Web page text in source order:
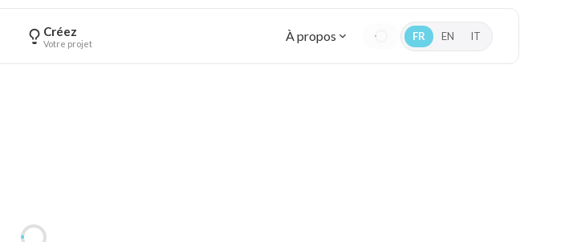
Créez
Votre projet À propos FR EN IT